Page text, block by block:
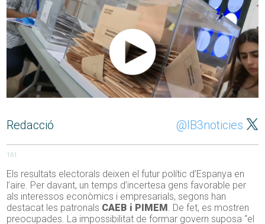
Redacció @IB3noticies
161
Els resultats electorals deixen el futur polític d’Espanya en
l’aire. Per davant, un temps d’incertesa gens favorable per
als interessos econòmics i empresarials, segons han
destacat les patronals CAEB i PIMEM . De fet, es mostren
preocupades. La impossibilitat de formar govern suposa “el